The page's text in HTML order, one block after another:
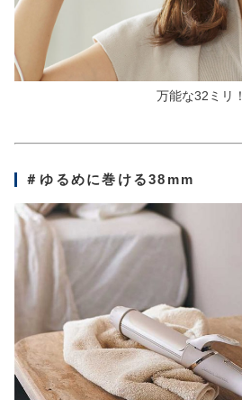
万能な32ミリ！
＃ゆるめに巻ける38mm